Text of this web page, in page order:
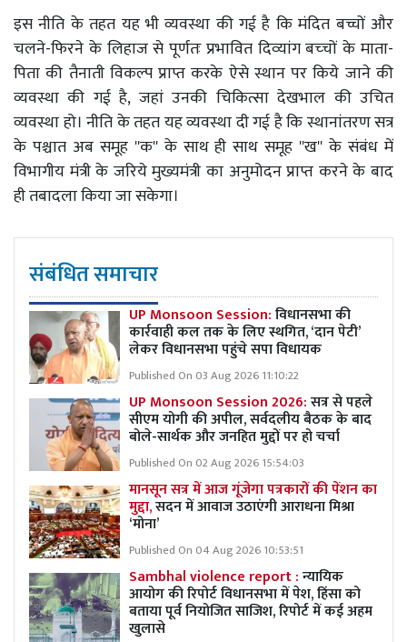
इस नीति के तहत यह भी व्यवस्था की गई है कि मंदित बच्चों और
चलने-फिरने के लिहाज से पूर्णतः प्रभावित दिव्‍यांग बच्‍चों के माता-
पिता की तैनाती विकल्प प्राप्त करके ऐसे स्थान पर किये जाने की
व्यवस्था की गई है, जहां उनकी चिकित्सा देखभाल की उचित
व्यवस्था हो। नीति के तहत यह व्यवस्था दी गई है कि स्थानांतरण सत्र
के पश्चात अब समूह ''क'' के साथ ही साथ समूह ''ख'' के संबंध में
विभागीय मंत्री के जरिये मुख्यमंत्री का अनुमोदन प्राप्त करने के बाद
ही तबादला किया जा सकेगा।
संबंधित समाचार
UP Monsoon Session:विधानसभा की
कार्रवाही कल तक के लिए स्थगित, ‘दान पेटी’
लेकर विधानसभा पहुंचे सपा विधायक
Published On 03 Aug 2026 11:10:22
UP Monsoon Session 2026:सत्र से पहले
सीएम योगी की अपील, सर्वदलीय बैठक के बाद
बोले-सार्थक और जनहित मुद्दों पर हो चर्चा
Published On 02 Aug 2026 15:54:03
मानसून सत्र में आज गूंजेगा पत्रकारों की पेंशन का
मुद्दा,सदन में आवाज उठाएंगी आराधना मिश्रा
‘मोना’
Published On 04 Aug 2026 10:53:51
Sambhal violence report :न्यायिक
आयोग की रिपोर्ट विधानसभा में पेश, हिंसा को
बताया पूर्व नियोजित साजिश, रिपोर्ट में कई अहम
खुलासे